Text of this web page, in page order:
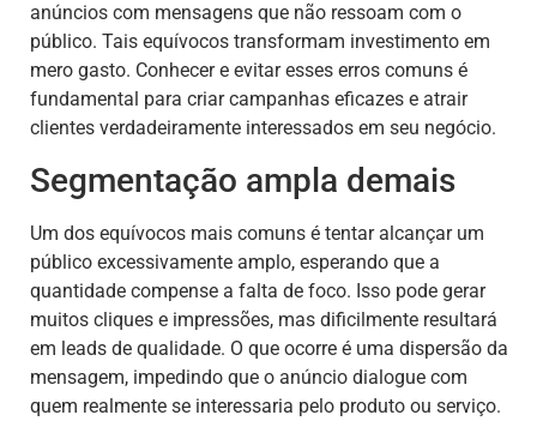
anúncios com mensagens que não ressoam com o
público. Tais equívocos transformam investimento em
mero gasto. Conhecer e evitar esses erros comuns é
fundamental para criar campanhas eficazes e atrair
clientes verdadeiramente interessados em seu negócio.
Segmentação ampla demais
Um dos equívocos mais comuns é tentar alcançar um
público excessivamente amplo, esperando que a
quantidade compense a falta de foco. Isso pode gerar
muitos cliques e impressões, mas dificilmente resultará
em leads de qualidade. O que ocorre é uma dispersão da
mensagem, impedindo que o anúncio dialogue com
quem realmente se interessaria pelo produto ou serviço.